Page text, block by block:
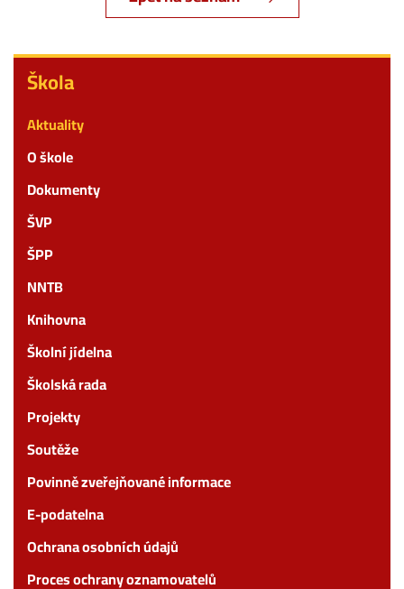
Škola
Škola
Aktuality
O škole
Dokumenty
ŠVP
ŠPP
NNTB
Knihovna
Školní jídelna
Školská rada
Projekty
Soutěže
Povinně zveřejňované informace
E-podatelna
Ochrana osobních údajů
Proces ochrany oznamovatelů